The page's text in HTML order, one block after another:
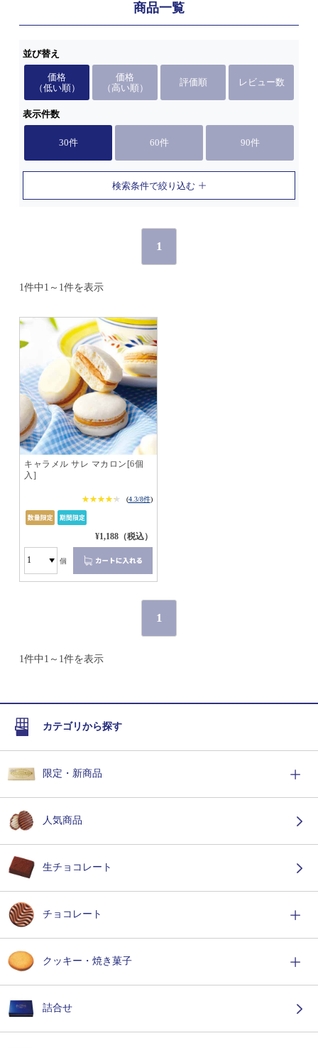
商品一覧
並び替え
価格
（低い順）
価格
（高い順）
評価順 レビュー数
表示件数
30件 60件 90件
検索条件で絞り込む
1
1件中1～1件を表示
キャラメル サレ マカロン[6個
入]
★★★★★
★★★★★ (4.3/8件)
¥1,188（税込）
個
1
1件中1～1件を表示
カテゴリから探す
限定・新商品
人気商品
生チョコレート
チョコレート
クッキー・焼き菓子
詰合せ